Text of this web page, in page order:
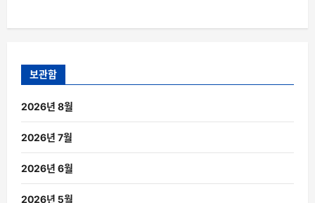
보관함
2026년 8월
2026년 7월
2026년 6월
2026년 5월